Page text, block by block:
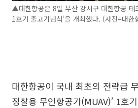
▲대한항공은 8일 부산 강서구 대한항공 테
1호기 출고기념식’을 개최했다. (사진=대한
대한항공이 국내 최초의 전략급
정찰용 무인항공기(MUAV)’ 1호